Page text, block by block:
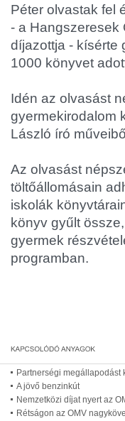
Péter olvastak fel
- a Hangszeresek
díjazottja - kísérte
1000 könyvet
Idén az olvasást
gyermekirodalom
László író
Az olvasást
töltőállomásain
iskolák
könyv gyűlt
gyermek
programban.
Partnerségi megállapodást
A jövő benzinkút
Nemzetközi díjat nyert az
Rétságon az OMV